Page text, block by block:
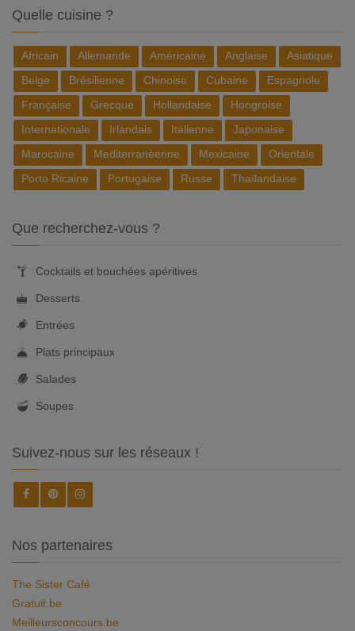
Quelle cuisine ?
Africain Allemande Américaine Anglaise
Asiatique
Belge
Brésilienne Chinoise Cubaine
Espagnole
Française
Grecque Hollandaise
Hongroise
Internationale
Irlandais Italienne
Japonaise
Marocaine
Mediterranéenne Mexicaine
Orientale
Porto Ricaine
Portugaise Russe Thaïlandaise
Que recherchez-vous ?
Cocktails et bouchées apéritives
Desserts
Entrées
Plats principaux
Salades
Soupes
Suivez-nous sur les réseaux !
Nos partenaires
The Sister Café
Gratuit.be
Meilleursconcours.be